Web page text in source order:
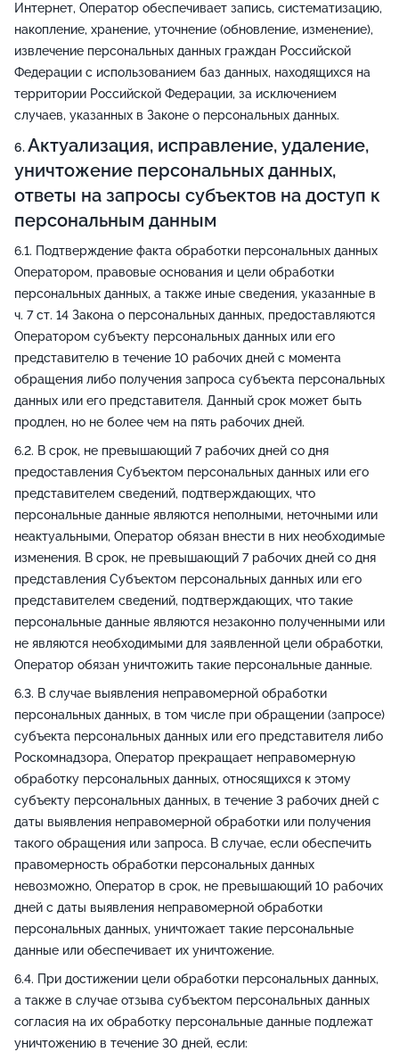
Интернет, Оператор обеспечивает запись, систематизацию,
накопление, хранение, уточнение (обновление, изменение),
извлечение персональных данных граждан Российской
Федерации с использованием баз данных, находящихся на
территории Российской Федерации, за исключением
случаев, указанных в Законе о персональных данных.
Актуализация, исправление, удаление,
уничтожение персональных данных,
ответы на запросы субъектов на доступ к
персональным данным
Подтверждение факта обработки персональных данных
Оператором, правовые основания и цели обработки
персональных данных, а также иные сведения, указанные в
ч. 7 ст. 14 Закона о персональных данных, предоставляются
Оператором субъекту персональных данных или его
представителю в течение 10 рабочих дней с момента
обращения либо получения запроса субъекта персональных
данных или его представителя. Данный срок может быть
продлен, но не более чем на пять рабочих дней.
В срок, не превышающий 7 рабочих дней со дня
предоставления Субъектом персональных данных или его
представителем сведений, подтверждающих, что
персональные данные являются неполными, неточными или
неактуальными, Оператор обязан внести в них необходимые
изменения. В срок, не превышающий 7 рабочих дней со дня
представления Субъектом персональных данных или его
представителем сведений, подтверждающих, что такие
персональные данные являются незаконно полученными или
не являются необходимыми для заявленной цели обработки,
Оператор обязан уничтожить такие персональные данные.
В случае выявления неправомерной обработки
персональных данных, в том числе при обращении (запросе)
субъекта персональных данных или его представителя либо
Роскомнадзора, Оператор прекращает неправомерную
обработку персональных данных, относящихся к этому
субъекту персональных данных, в течение 3 рабочих дней с
даты выявления неправомерной обработки или получения
такого обращения или запроса. В случае, если обеспечить
правомерность обработки персональных данных
невозможно, Оператор в срок, не превышающий 10 рабочих
дней с даты выявления неправомерной обработки
персональных данных, уничтожает такие персональные
данные или обеспечивает их уничтожение.
При достижении цели обработки персональных данных,
а также в случае отзыва субъектом персональных данных
согласия на их обработку персональные данные подлежат
уничтожению в течение 30 дней, если: